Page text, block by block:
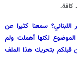
كافة.
سمعنا كثيرا عن
لكنها أهملت ولم
قبلكم بتحريك هذا الملف